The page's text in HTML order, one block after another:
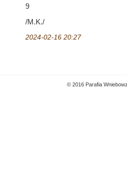
9
/M.K./
2024-02-16 20:27
© 2016 Parafia